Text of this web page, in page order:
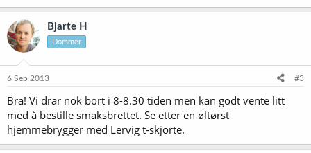
Bjarte H
Dommer
6 Sep 2013 #3
Bra! Vi drar nok bort i 8-8.30 tiden men kan godt vente litt
med å bestille smaksbrettet. Se etter en øltørst
hjemmebrygger med Lervig t-skjorte.